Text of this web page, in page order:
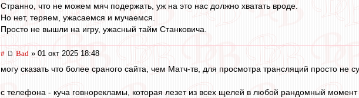
Странно, что не можем мяч подержать, уж на это нас должно хватать вроде.
Но нет, теряем, ужасаемся и мучаемся.
Просто не вышли на игру, ужасный тайм Станковича.
# Bad » 01 окт 2025 18:48
могу сказать что более сраного сайта, чем Матч-тв, для просмотра трансляций просто не
с телефона - куча говнорекламы, которая лезет из всех щелей в любой рандомный момент